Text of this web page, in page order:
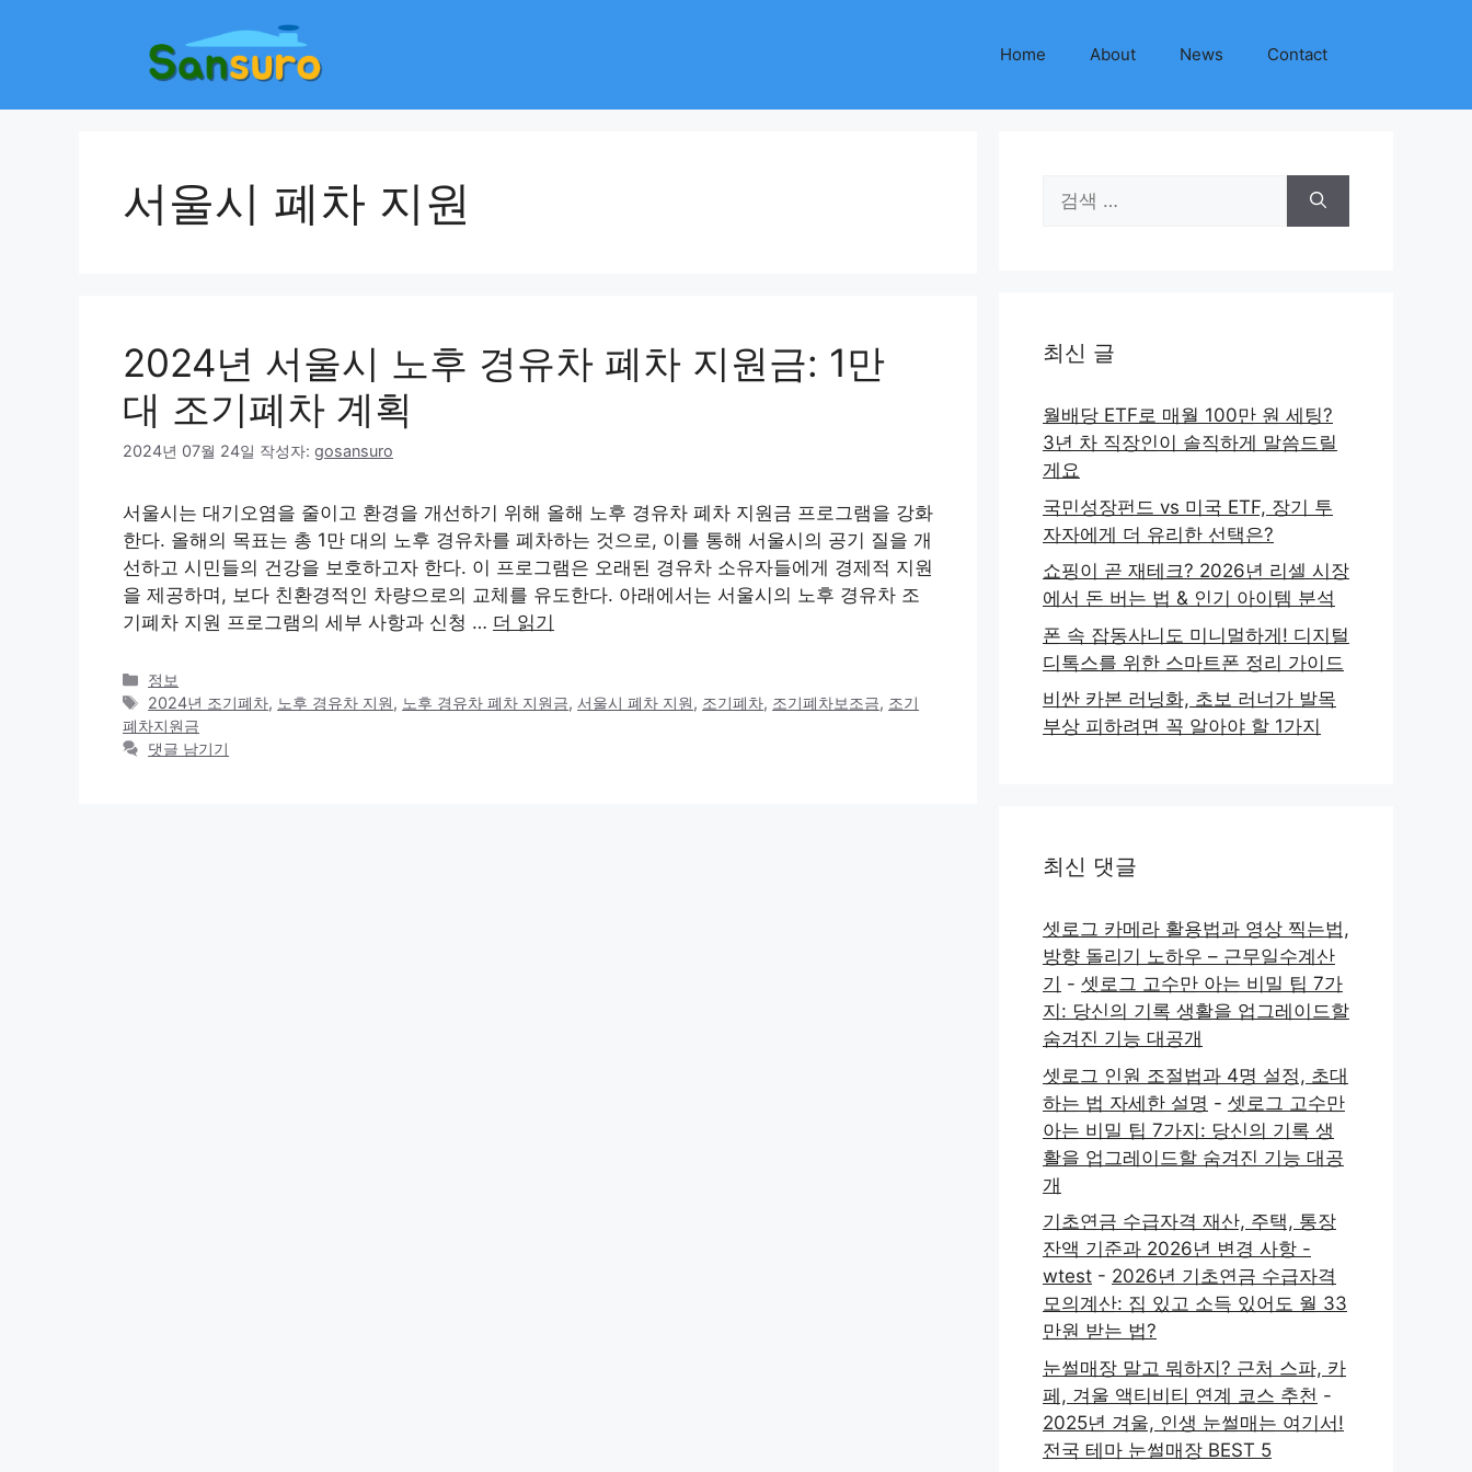
Home About News Contact
서울시 폐차 지원
2024년 서울시 노후 경유차 폐차 지원금: 1만
대 조기폐차 계획
2024년 07월 24일 작성자: gosansuro
서울시는 대기오염을 줄이고 환경을 개선하기 위해 올해 노후 경유차 폐차 지원금 프로그램을 강화
한다. 올해의 목표는 총 1만 대의 노후 경유차를 폐차하는 것으로, 이를 통해 서울시의 공기 질을 개
선하고 시민들의 건강을 보호하고자 한다. 이 프로그램은 오래된 경유차 소유자들에게 경제적 지원
을 제공하며, 보다 친환경적인 차량으로의 교체를 유도한다. 아래에서는 서울시의 노후 경유차 조
기폐차 지원 프로그램의 세부 사항과 신청 … 더 읽기
카
테
고
리
정보
태
그
2024년 조기폐차, 노후 경유차 지원, 노후 경유차 폐차 지원금,서울시 폐차 지원, 조기폐차, 조기폐차보조금, 조기
폐차지원금
댓글 남기기
색:
최신 글
월배당 ETF로 매월 100만 원 세팅?
3년 차 직장인이 솔직하게 말씀드릴
게요
국민성장펀드 vs 미국 ETF, 장기 투
자자에게 더 유리한 선택은?
쇼핑이 곧 재테크? 2026년 리셀 시장
에서 돈 버는 법 & 인기 아이템 분석
폰 속 잡동사니도 미니멀하게! 디지털
디톡스를 위한 스마트폰 정리 가이드
비싼 카본 러닝화, 초보 러너가 발목
부상 피하려면 꼭 알아야 할 1가지
최신 댓글
셋로그 카메라 활용법과 영상 찍는법,
방향 돌리기 노하우 – 근무일수계산
기 - 셋로그 고수만 아는 비밀 팁 7가
지: 당신의 기록 생활을 업그레이드할
숨겨진 기능 대공개
셋로그 인원 조절법과 4명 설정, 초대
하는 법 자세한 설명 - 셋로그 고수만
아는 비밀 팁 7가지: 당신의 기록 생
활을 업그레이드할 숨겨진 기능 대공
개
기초연금 수급자격 재산, 주택, 통장
잔액 기준과 2026년 변경 사항 -
wtest - 2026년 기초연금 수급자격
모의계산: 집 있고 소득 있어도 월 33
만원 받는 법?
눈썰매장 말고 뭐하지? 근처 스파, 카
페, 겨울 액티비티 연계 코스 추천 -
2025년 겨울, 인생 눈썰매는 여기서!
전국 테마 눈썰매장 BEST 5